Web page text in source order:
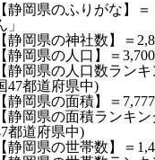
【静岡県のふりがな】
」
【静岡県の神社数】＝
【静岡県の人口】＝
【静岡県の人口数ラン
47都道府県中)
【静岡県の面積】＝
【静岡県の面積ランキ
都道府県中)
【静岡県の世帯数】＝